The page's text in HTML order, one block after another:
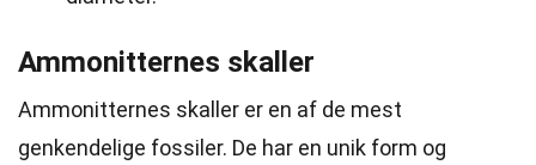
Ammonitternes skaller
Ammonitternes skaller er en af de mest
genkendelige fossiler. De har en unik form og